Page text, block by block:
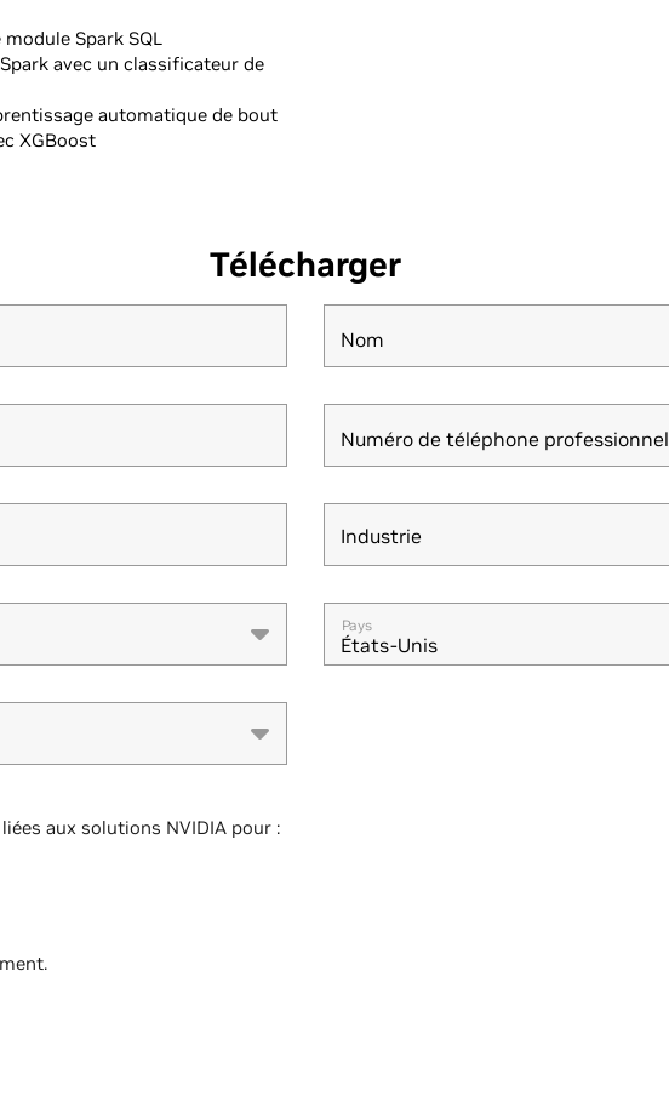
Spark SQL
avec un classificateur de
automatique de bout
XGBoost
Télécharger
Nom
Numéro de téléphone professionnel
Industrie
Industrie
Pays
États-Unis
aux solutions NVIDIA pour :